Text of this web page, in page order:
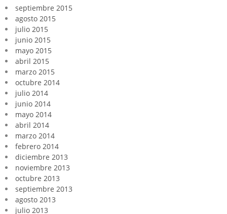
septiembre 2015
agosto 2015
julio 2015
junio 2015
mayo 2015
abril 2015
marzo 2015
octubre 2014
julio 2014
junio 2014
mayo 2014
abril 2014
marzo 2014
febrero 2014
diciembre 2013
noviembre 2013
octubre 2013
septiembre 2013
agosto 2013
julio 2013